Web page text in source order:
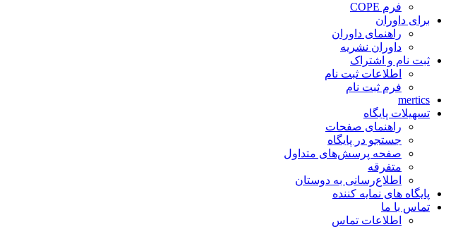
فرم COPE
برای داوران
راهنمای داوران
داوران نشریه
ثبت نام و اشتراک
اطلاعات ثبت نام
فرم ثبت نام
mertics
تسهیلات پایگاه
راهنمای صفحات
جستجو در پایگاه
صفحه پرسش‌های متداول
متفرقه
اطلاع‌رسانی به دوستان
پایگاه های نمایه کننده
تماس با ما
اطلاعات تماس